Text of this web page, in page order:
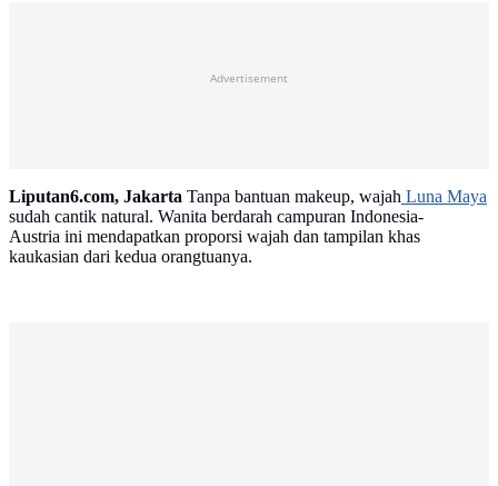
Advertisement
Liputan6.com, Jakarta Tanpa bantuan makeup, wajah Luna Maya
sudah cantik natural. Wanita berdarah campuran Indonesia-
Austria ini mendapatkan proporsi wajah dan tampilan khas
kaukasian dari kedua orangtuanya.